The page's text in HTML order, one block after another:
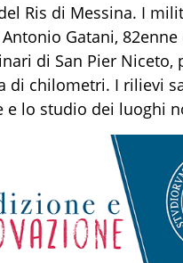
Ris di Messina. I
Gatani,
di San Pier
di chilometri. I rilievi
e lo studio dei luoghi